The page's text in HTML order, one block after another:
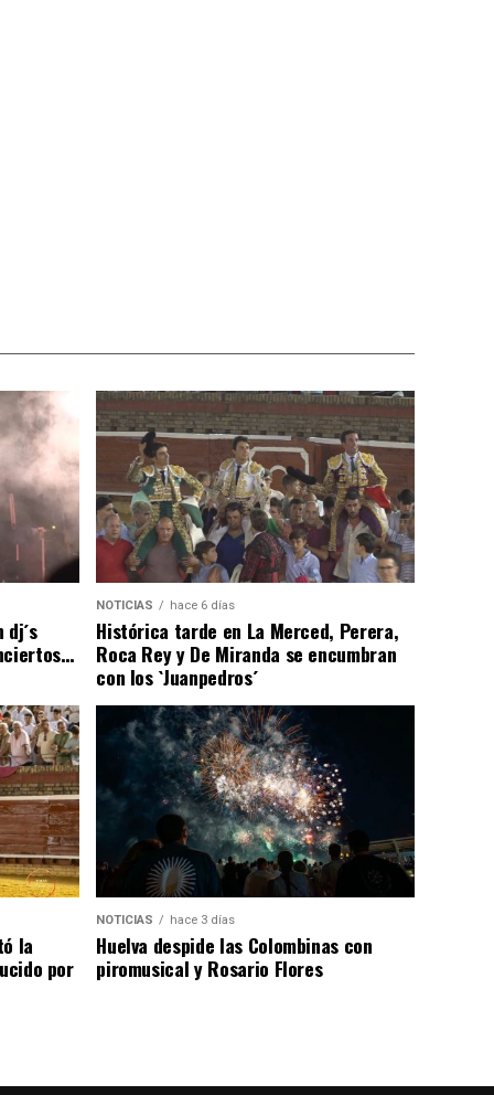
NOTICIAS hace 6 días
Histórica tarde en La Merced, Perera,
Roca Rey y De Miranda se encumbran
con los `Juanpedros´
la
por
NOTICIAS hace 3 días
Huelva despide las Colombinas con
piromusical y Rosario Flores